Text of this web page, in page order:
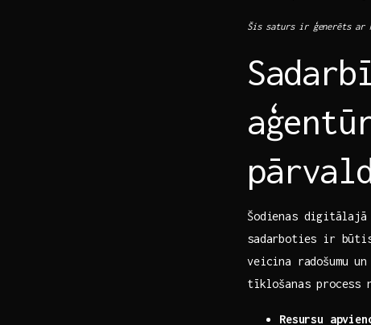
Šis saturs ir ģenerēts ar
Šodienas
‌sadarboties ir
veicina radošumu
tīklošanas process
Resursu